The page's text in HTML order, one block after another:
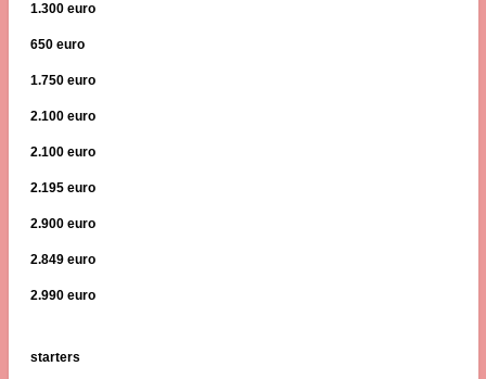
1.300 euro
650 euro
1.750 euro
2.100 euro
2.100 euro
2.195 euro
2.900 euro
2.849 euro
2.990 euro
starters